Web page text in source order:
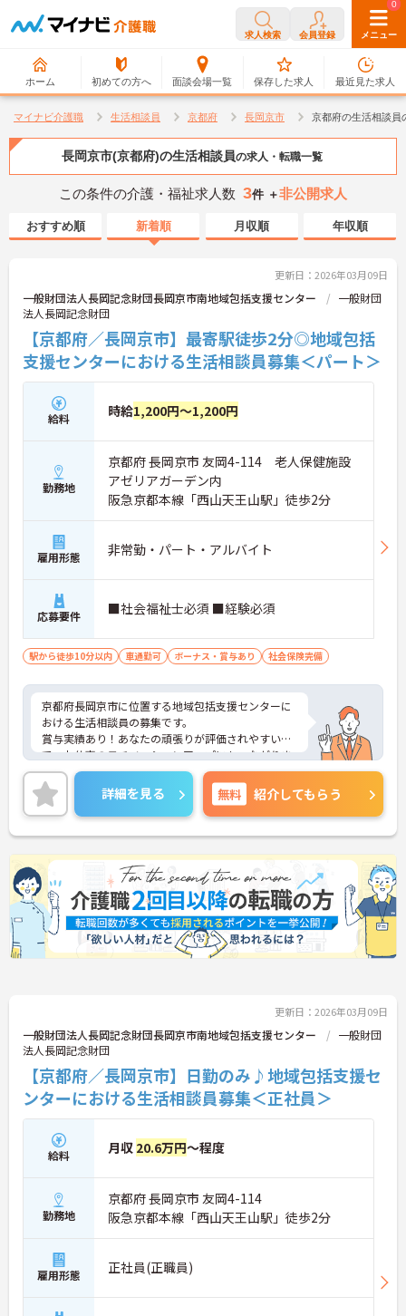
求人検索 会員登録 メニュー
ホーム 初めての方へ 面談会場一覧
0
保存した求人
0
最近見た求人
マイナビ介護職 生活相談員 京都府 長岡京市 京都府の生活相談員
長岡京市(京都府)の生活相談員の求人・転職一覧
この条件の介護・福祉求人数 3件 ＋非公開求人
おすすめ順 新着順 月収順 年収順
更新日：2026年03月09日
一般財団法人長岡記念財団長岡京市南地域包括支援センター
一般財団
法人長岡記念財団
【京都府／長岡京市】最寄駅徒歩2分◎地域包括
支援センターにおける生活相談員募集＜パート＞
給料 時給1,200円～1,200円
勤務地
京都府 長岡京市 友岡4-114 老人保健施設
アゼリアガーデン内
阪急京都本線「西山天王山駅」徒歩2分
雇用形態 非常勤・パート・アルバイト
応募要件 ■社会福祉士必須 ■経験必須
駅から徒歩10分以内 車通勤可 ボーナス・賞与あり 社会保険完備
京都府長岡京市に位置する地域包括支援センターに
おける生活相談員の募集です。
賞与実績あり！あなたの頑張りが評価されやすいの
で、お仕事のモチベーションアップにもつながりま
す♪
日勤のみ！17：00終業で、残業月3時間程度とかな
り少なめなのでお仕事終わりの時間を大切に働けま
す◎
ご興味のある方には面接ポイントをお伝えしますの
で、お気軽にお問い合わせください！
詳細を見る 無料 紹介してもらう
更新日：2026年03月09日
一般財団法人長岡記念財団長岡京市南地域包括支援センター
一般財団
法人長岡記念財団
【京都府／長岡京市】日勤のみ♪地域包括支援セ
ンターにおける生活相談員募集＜正社員＞
給料 月収 20.6万円～程度
勤務地
京都府 長岡京市 友岡4-114
阪急京都本線「西山天王山駅」徒歩2分
雇用形態 正社員(正職員)